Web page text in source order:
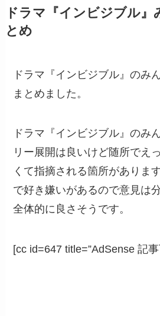
ドラマ『インビジブル』
とめ
ドラマ『インビジブル』のみ
まとめました。
ドラマ『インビジブル』のみ
リー展開は良いけど随所でえ
くて指摘される箇所がありま
で好き嫌いがあるので意見は
全体的に良さそうです。
[cc id=647 title=”AdSense 記事